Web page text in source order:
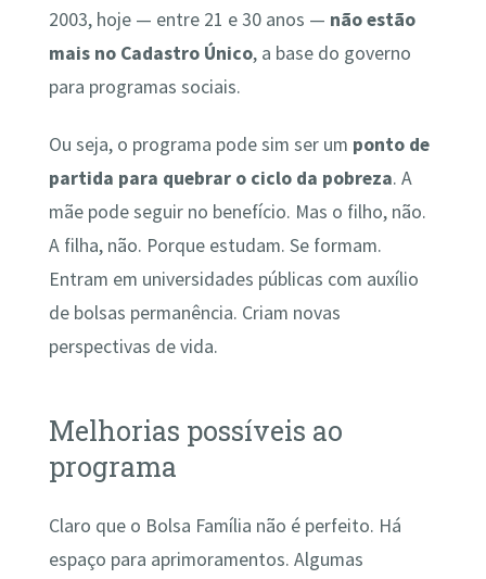
2003, hoje — entre 21 e 30 anos — não estão
mais no Cadastro Único, a base do governo
para programas sociais.
Ou seja, o programa pode sim ser um ponto de
partida para quebrar o ciclo da pobreza. A
mãe pode seguir no benefício. Mas o filho, não.
A filha, não. Porque estudam. Se formam.
Entram em universidades públicas com auxílio
de bolsas permanência. Criam novas
perspectivas de vida.
Melhorias possíveis ao
programa
Claro que o Bolsa Família não é perfeito. Há
espaço para aprimoramentos. Algumas